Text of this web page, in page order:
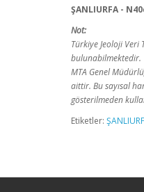
ŞANLIURFA -
Not:
Türkiye Jeoloji
bulunabilmektedir.
MTA Genel
aittir. Bu sayısal
gösterilmeden
Etiketler: